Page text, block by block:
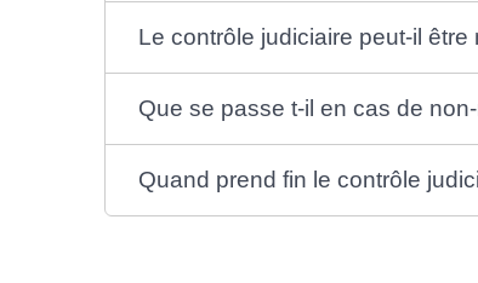
Le contrôle judiciaire peut-il être
Que se passe t-il en cas de
Quand prend fin le contrôle